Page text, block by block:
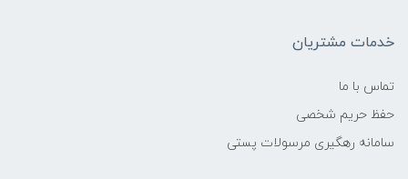
خدمات مشتریان
تماس با ما
حفظ حریم شخصی
سامانه رهگیری مرسولات پستی